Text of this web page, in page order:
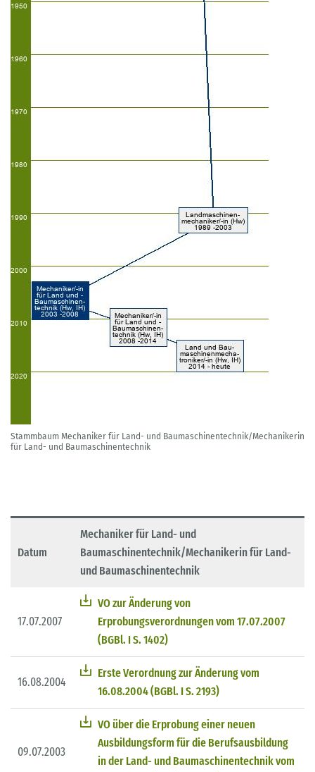
Stammbaum Mechaniker für Land- und Baumaschinentechnik/Mechanikerin
für Land- und Baumaschinentechnik
Datum
Mechaniker für Land- und
Baumaschinentechnik/Mechanikerin für Land-
und Baumaschinentechnik
17.07.2007
VO zur Änderung von
Erprobungsverordnungen vom 17.07.2007
(BGBl. I S. 1402)
16.08.2004
Erste Verordnung zur Änderung vom
16.08.2004 (BGBl. I S. 2193)
09.07.2003
VO über die Erprobung einer neuen
Ausbildungsform für die Berufsausbildung
in der Land- und Baumaschinentechnik vom